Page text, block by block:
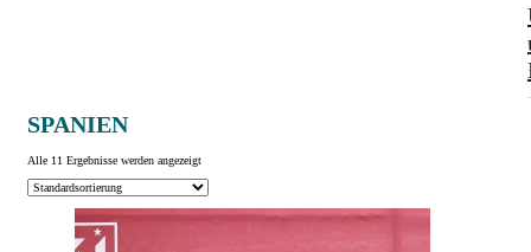
SPANIEN
Alle 11 Ergebnisse werden angezeigt